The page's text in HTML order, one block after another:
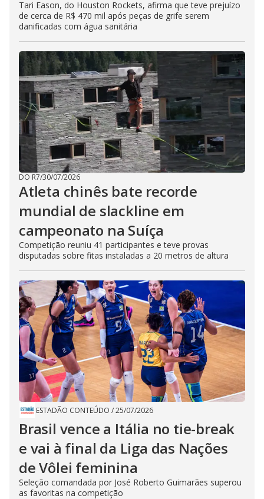
Tari Eason, do Houston Rockets, afirma que teve prejuízo
de cerca de R$ 470 mil após peças de grife serem
danificadas com água sanitária
DO R7/30/07/2026
Atleta chinês bate recorde
mundial de slackline em
campeonato na Suíça
Competição reuniu 41 participantes e teve provas
disputadas sobre fitas instaladas a 20 metros de altura
ESTADÃO CONTEÚDO /25/07/2026
Brasil vence a Itália no tie-break
e vai à final da Liga das Nações
de Vôlei feminina
Seleção comandada por José Roberto Guimarães superou
as favoritas na competição